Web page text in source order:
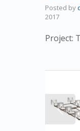
Posted by
2017
Project: